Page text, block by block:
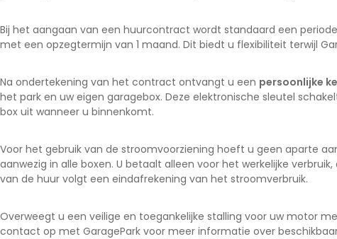
Bij het aangaan van een huurcontract wordt standaard een
met een opzegtermijn van 1 maand. Dit biedt u flexibiliteit terwijl
Na ondertekening van het contract ontvangt u een persoonlijke
het park en uw eigen garagebox. Deze elektronische sleutel
box uit wanneer u binnenkomt.
Voor het gebruik van de stroomvoorziening hoeft u geen aparte
aanwezig in alle boxen. U betaalt alleen voor het werkelijke
van de huur volgt een eindafrekening van het stroomverbruik.
Overweegt u een veilige en toegankelijke stalling voor uw motor
contact op met GaragePark voor meer informatie over